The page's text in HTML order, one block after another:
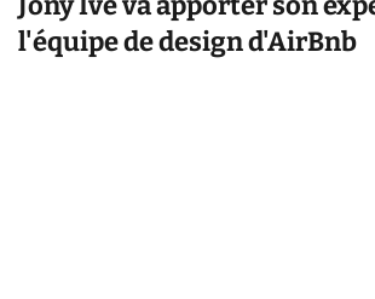
l'équipe de design d'AirBnb